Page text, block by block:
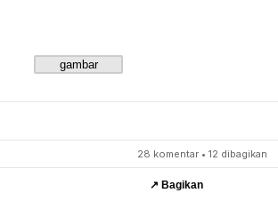
28 komentar • 12 dibagikan
↗️ Bagikan